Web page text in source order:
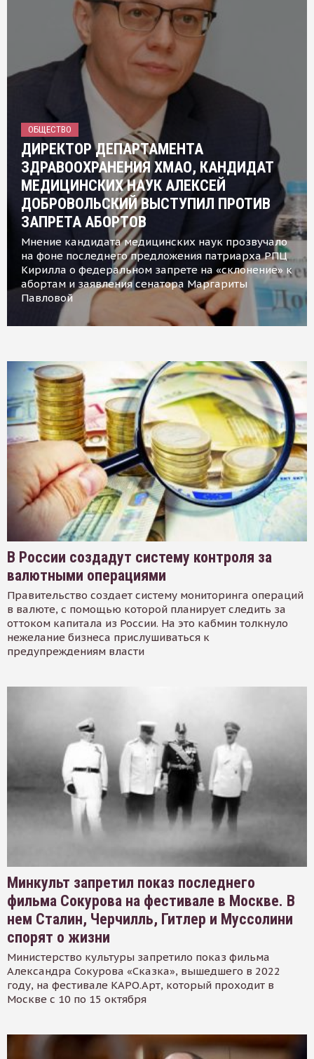
ОБЩЕСТВО
ДИРЕКТОР ДЕПАРТАМЕНТА
ЗДРАВООХРАНЕНИЯ ХМАО, КАНДИДАТ
МЕДИЦИНСКИХ НАУК АЛЕКСЕЙ
ДОБРОВОЛЬСКИЙ ВЫСТУПИЛ ПРОТИВ
ЗАПРЕТА АБОРТОВ
Мнение кандидата медицинских наук прозвучало
на фоне последнего предложения патриарха РПЦ
Кирилла о федеральном запрете на «склонение» к
абортам и заявления сенатора Маргариты
Павловой
В России создадут систему контроля за
валютными операциями
Правительство создает систему мониторинга операций
в валюте, с помощью которой планирует следить за
оттоком капитала из России. На это кабмин толкнуло
нежелание бизнеса прислушиваться к
предупреждениям власти
Минкульт запретил показ последнего
фильма Сокурова на фестивале в Москве. В
нем Сталин, Черчилль, Гитлер и Муссолини
спорят о жизни
Министерство культуры запретило показ фильма
Александра Сокурова «Сказка», вышедшего в 2022
году, на фестивале КАРО.Арт, который проходит в
Москве с 10 по 15 октября